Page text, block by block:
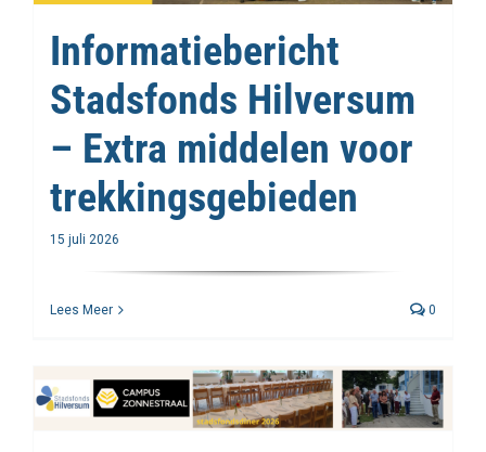
Informatiebericht
Stadsfonds Hilversum
– Extra middelen voor
trekkingsgebieden
15 juli 2026
Lees Meer 0